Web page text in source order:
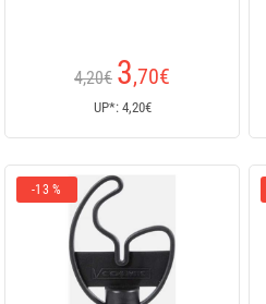
4,20€ 3,70€
UP*: 4,20€
-13 %